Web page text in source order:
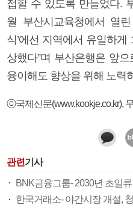
접할 수 있도록 만들었다.
월 부산시교육청에서 열
식’에선 지역에서 유일하
상했다”며 부산은행은 앞
융이해도 향상을 위해 노력
ⓒ국제신문(www.kookje.co.kr),
관련기사